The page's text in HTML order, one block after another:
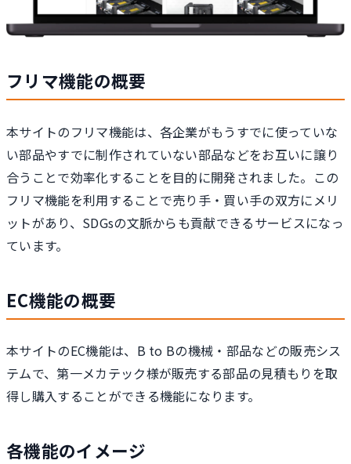
フリマ機能の概要
本サイトのフリマ機能は、各企業がもうすでに使っていな
い部品やすでに制作されていない部品などをお互いに譲り
合うことで効率化することを目的に開発されました。この
フリマ機能を利用することで売り手・買い手の双方にメリ
ットがあり、SDGsの文脈からも貢献できるサービスになっ
ています。
EC機能の概要
本サイトのEC機能は、B to Bの機械・部品などの販売シス
テムで、第一メカテック様が販売する部品の見積もりを取
得し購入することができる機能になります。
各機能のイメージ